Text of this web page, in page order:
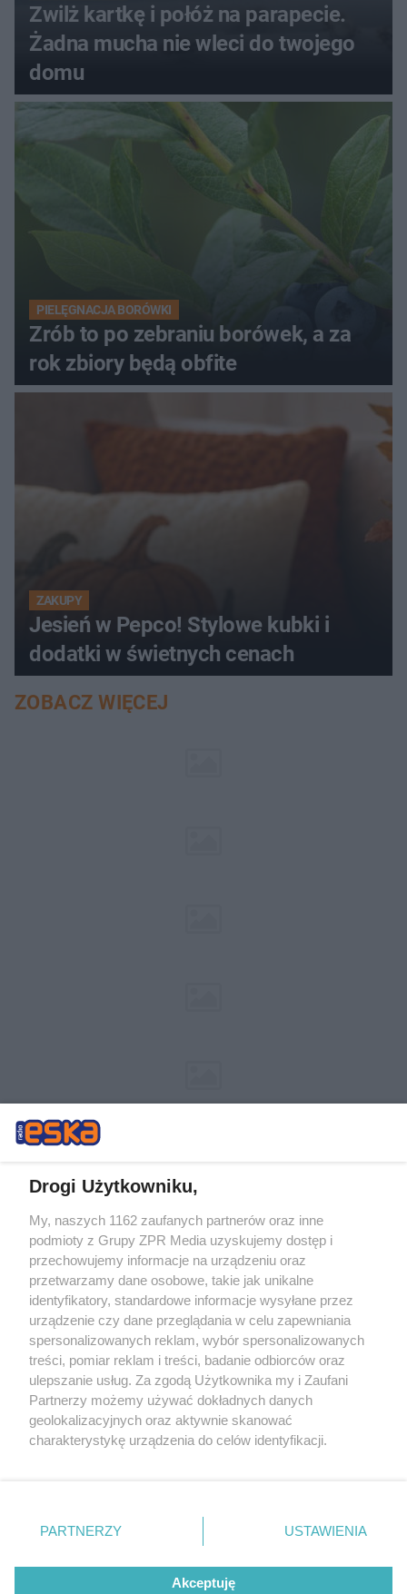
Zwilż kartkę i połóż na parapecie.
Żadna mucha nie wleci do twojego
domu
PIELĘGNACJA BORÓWKI
Zrób to po zebraniu borówek, a za
rok zbiory będą obfite
ZAKUPY
Jesień w Pepco! Stylowe kubki i
dodatki w świetnych cenach
ZOBACZ WIĘCEJ
Żaden utwór zamieszczony w serwisie nie może być powielany i
rozpowszechniany lub dalej rozpowszechniany w jakikolwiek sposób (w
tym także elektroniczny lub mechaniczny) na jakimkolwiek polu
eksploatacji w jakiejkolwiek formie, włącznie z umieszczaniem w
Internecie bez pisemnej zgody właściciela praw. Jakiekolwiek użycie lub
wykorzystanie utworów w całości lub w części z naruszeniem prawa,
tzn. bez właściwej zgody, jest zabronione pod groźbą kary i może być
ścigane prawnie.
© 2026 Grupa ZPR Media
Drogi Użytkowniku,
My, naszych 1162 zaufanych partnerów oraz inne
podmioty z Grupy ZPR Media uzyskujemy dostęp i
przechowujemy informacje na urządzeniu oraz
przetwarzamy dane osobowe, takie jak unikalne
identyfikatory, standardowe informacje wysyłane przez
urządzenie czy dane przeglądania w celu zapewniania
spersonalizowanych reklam, wybór spersonalizowanych
treści, pomiar reklam i treści, badanie odbiorców oraz
ulepszanie usług. Za zgodą Użytkownika my i Zaufani
Partnerzy możemy używać dokładnych danych
geolokalizacyjnych oraz aktywnie skanować
charakterystykę urządzenia do celów identyfikacji.
zmienić/wycofać klikając przycisk ustawień prywatności
znajdujący się w lewym dolnym rogu strony
rodzaje przetwarzania danych nie wymagają zgody
użytkownika, ale masz prawo sprzeciwić się takiemu
PARTNERZY USTAWIENIA
Akceptuję